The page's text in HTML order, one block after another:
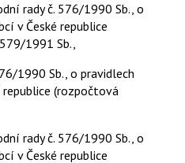
rady č. 576/1990 Sb., o
v České republice
1991 Sb.,
1990 Sb., o pravidlech
republice (rozpočtová
rady č. 576/1990 Sb., o
v České republice